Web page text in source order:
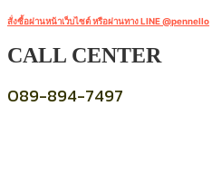
สั่งซื้อผ่านหน้าเว็บไซต์ หรือผ่านทาง LINE @pennello
CALL CENTER
089-894-7497